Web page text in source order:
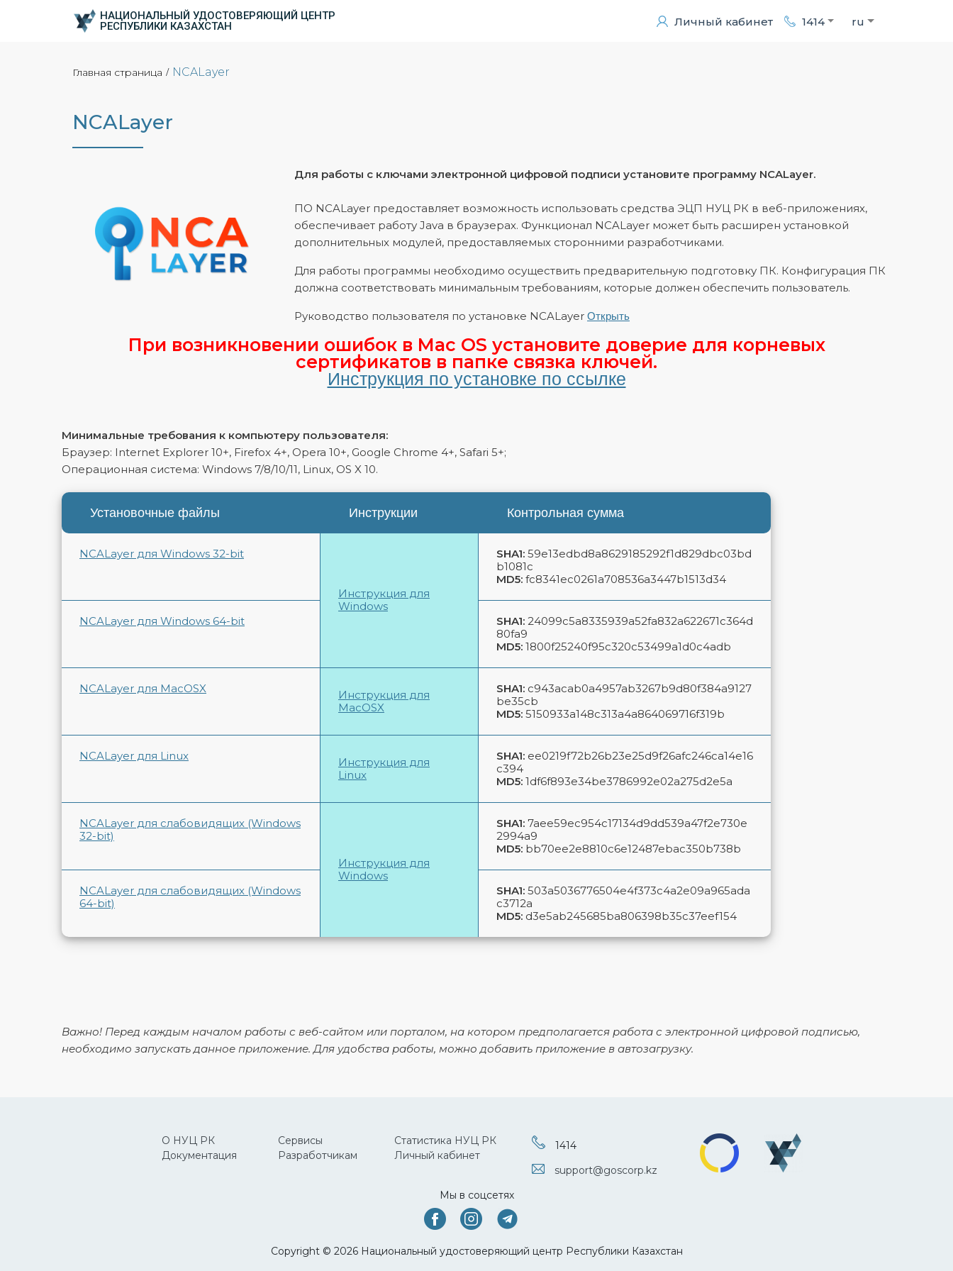
НАЦИОНАЛЬНЫЙ УДОСТОВЕРЯЮЩИЙ ЦЕНТР
РЕСПУБЛИКИ КАЗАХСТАН
Личный кабинет 1414 ru
Главная страница / NCALayer
NCALayer
Для работы с ключами электронной цифровой подписи установите программу NCALayer.
ПО NCALayer предоставляет возможность использовать средства ЭЦП НУЦ РК в веб-приложениях,
обеспечивает работу Java в браузерах. Функционал NCALayer может быть расширен установкой
дополнительных модулей, предоставляемых сторонними разработчиками.
Для работы программы необходимо осуществить предварительную подготовку ПК. Конфигурация ПК
должна соответствовать минимальным требованиям, которые должен обеспечить пользователь.
Руководство пользователя по установке NCALayer Открыть
При возникновении ошибок в Mac OS установите доверие для корневых
сертификатов в папке связка ключей.
Инструкция по установке по ссылке
Минимальные требования к компьютеру пользователя:
Браузер: Internet Explorer 10+, Firefox 4+, Opera 10+, Google Chrome 4+, Safari 5+;
Операционная система: Windows 7/8/10/11, Linux, OS X 10.
Установочные файлы Инструкции Контрольная сумма
NCALayer для Windows 32-bit
Инструкция для
Windows
SHA1: 59e13edbd8a8629185292f1d829dbc03bd
b1081c
MD5: fc8341ec0261a708536a3447b1513d34
NCALayer для Windows 64-bit SHA1: 24099c5a8335939a52fa832a622671c364d
80fa9
MD5: 1800f25240f95c320c53499a1d0c4adb
NCALayer для MacOSX
Инструкция для
MacOSX
SHA1: c943acab0a4957ab3267b9d80f384a9127
be35cb
MD5: 5150933a148c313a4a864069716f319b
NCALayer для Linux
Инструкция для
Linux
SHA1: ee0219f72b26b23e25d9f26afc246ca14e16
c394
MD5: 1df6f893e34be3786992e02a275d2e5a
NCALayer для слабовидящих (Windows
32-bit)
Инструкция для
Windows
SHA1: 7aee59ec954c17134d9dd539a47f2e730e
2994a9
MD5: bb70ee2e8810c6e12487ebac350b738b
NCALayer для слабовидящих (Windows
64-bit)
SHA1: 503a5036776504e4f373c4a2e09a965ada
c3712a
MD5: d3e5ab245685ba806398b35c37eef154
Важно! Перед каждым началом работы с веб-сайтом или порталом, на котором предполагается работа с электронной цифровой подписью,
необходимо запускать данное приложение. Для удобства работы, можно добавить приложение в автозагрузку.
О НУЦ РК
Документация
Сервисы
Разработчикам
Статистика НУЦ РК
Личный кабинет
1414
support@goscorp.kz
Мы в соцсетях
Copyright © 2026 Национальный удостоверяющий центр Республики Казахстан